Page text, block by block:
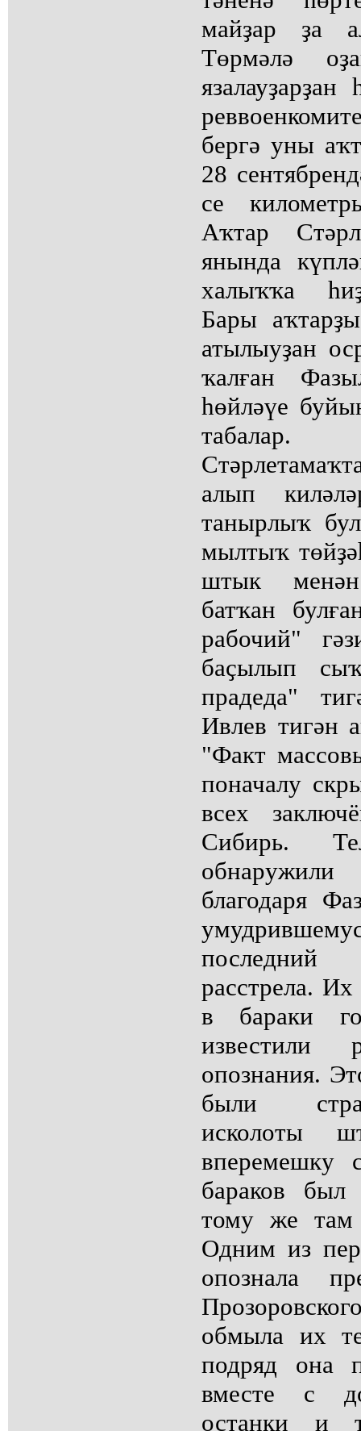
майҙар ҙа
Төрмәлә
бергә уны
28
се
Аҡтар
янында
халыҡҡа
Бары
атылыуҙан
ҡалған
һөйләүе
алып
танырлыҡ
мылтыҡ
штык
батҡан
рабочий"
баҫылып
прадеда"
Ивлев тигән
"Факт
поначалу
всех
Сибирь.
обнаружили
благодаря
расстрела.
в бараки
известили
опознания.
были
исколоты
вперемешку
бараков
тому же там
Одним из
опознала
обмыла их
подряд она
вместе с
останки и